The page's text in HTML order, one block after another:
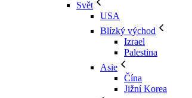
Svět
USA
Blízký východ
Izrael
Palestina
Asie
Čína
Jižní Korea